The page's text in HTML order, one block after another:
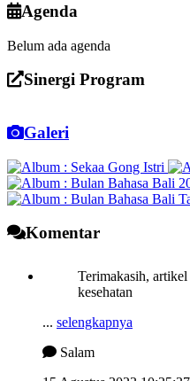
Agenda
Belum ada agenda
Sinergi Program
Galeri
Komentar
kesehatan